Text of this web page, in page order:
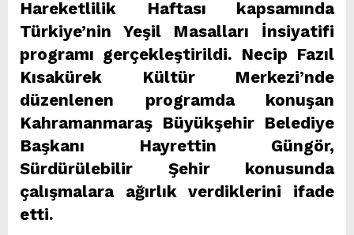
Hareketlilik Haftası kapsamında
Türkiye’nin Yeşil Masalları İnsiyatifi
programı gerçekleştirildi. Necip Fazıl
Kısakürek Kültür Merkezi’nde
düzenlenen programda konuşan
Kahramanmaraş Büyükşehir Belediye
Başkanı Hayrettin Güngör,
Sürdürülebilir Şehir konusunda
çalışmalara ağırlık verdiklerini ifade
etti.